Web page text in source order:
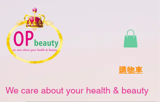
購物車
We care about your health & beauty